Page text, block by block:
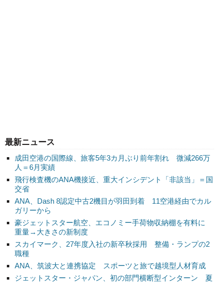
最新ニュース
成田空港の国際線、旅客5年3カ月ぶり前年割れ 微減266万
人＝6月実績
飛行検査機のANA機接近、重大インシデント「非該当」＝国
交省
ANA、Dash 8認定中古2機目が羽田到着 11空港経由でカル
ガリーから
豪ジェットスター航空、エコノミー手荷物収納棚を有料に
重量→大きさの新制度
スカイマーク、27年度入社の新卒秋採用 整備・ランプの2
職種
ANA、筑波大と連携協定 スポーツと旅で越境型人材育成
ジェットスター・ジャパン、初の部門横断型インターン 夏